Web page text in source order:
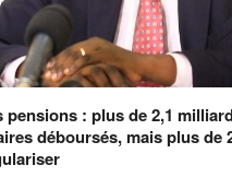
pensions : plus de 2,1
déboursés, mais plus de